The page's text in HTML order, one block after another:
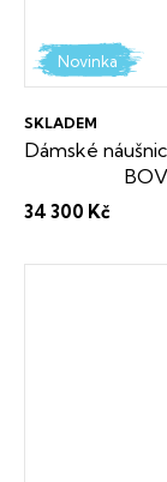
Novinka
Dámské
SKLADEM
34 300 Kč